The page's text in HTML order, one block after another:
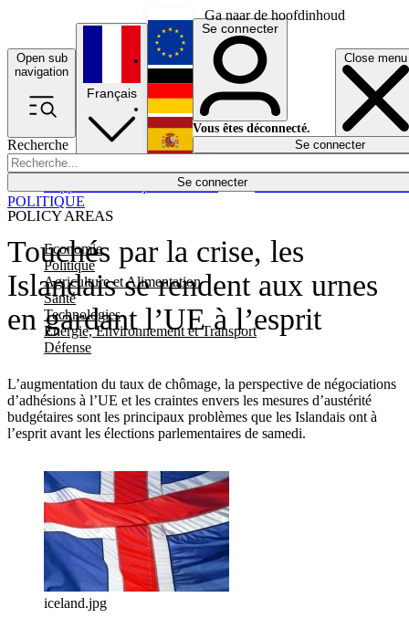
Ga naar de hoofdinhoud
Open sub
navigation
Close menu
Recherche
Se connecter
POLICY AREAS
Economie
Politique
Agriculture et Alimentation
Santé
Technologies
Energie, Environnement et Transport
Défense
Économie
Français
English
Deutsch
Español
Se connecter
Vous êtes déconnecté.
Se connecter
Touchés par la crise, les
Islandais se rendent aux urnes
en gardant l’UE à l’esprit
L’augmentation du taux de chômage, la perspective de négociations
d’adhésions à l’UE et les craintes envers les mesures d’austérité
budgétaires sont les principaux problèmes que les Islandais ont à
l’esprit avant les élections parlementaires de samedi.
POLITIQUE
iceland.jpg